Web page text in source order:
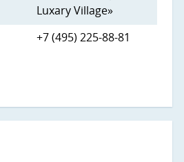
Luxary Village»
+7 (495) 225-88-81